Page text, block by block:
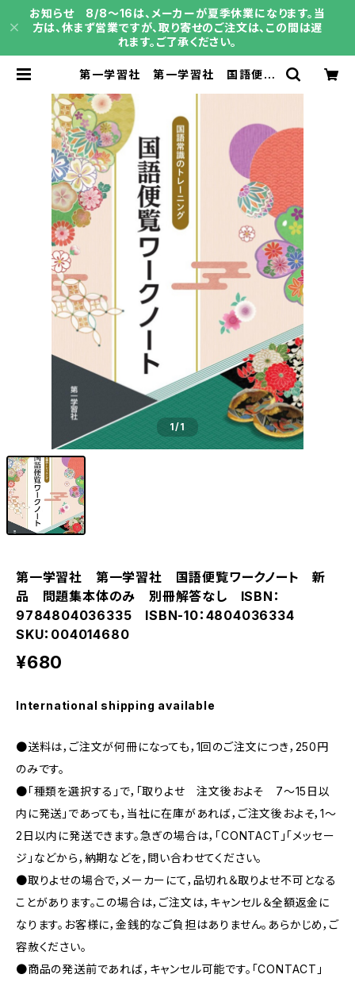
お知らせ 8/8～16は、メーカーが夏季休業になります。当
方は、休まず営業ですが、取り寄せのご注文は、この間は遅
れます。ご了承ください。
第一学習社 第一学習社 国語便覧
み 別冊解答なし ISBN：978480
4036335 ISBN-10：4804036
334 SKU：004014680 | 育之書
店（いくのしょてん）
1/1
第一学習社 第一学習社 国語便覧ワークノート 新
品 問題集本体のみ 別冊解答なし ISBN：
9784804036335 ISBN-10：4804036334
SKU：004014680
¥680
International shipping available
●送料は，ご注文が何冊になっても，1回のご注文につき，250円
のみです。
●「種類を選択する」で，「取りよせ 注文後およそ 7〜15日以
内に発送」であっても，当社に在庫があれば，ご注文後およそ，1〜
2日以内に発送できます。急ぎの場合は，「CONTACT」「メッセー
ジ」などから，納期などを，問い合わせてください。
●取りよせの場合で，メーカーにて，品切れ＆取りよせ不可となる
ことがあります。この場合は，ご注文は，キャンセル＆全額返金に
なります。お客様に，金銭的なご負担はありません。あらかじめ，ご
容赦ください。
●商品の発送前であれば，キャンセル可能です。「CONTACT」